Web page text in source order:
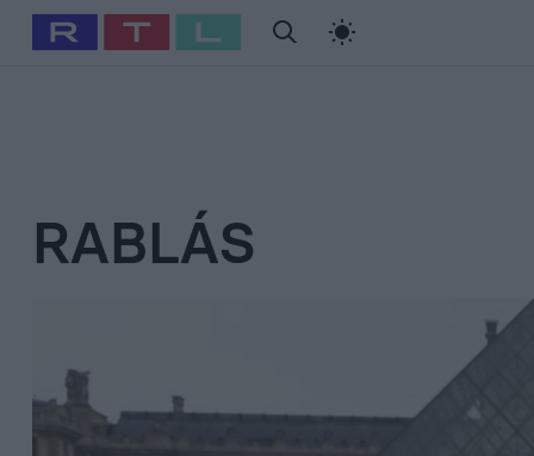
Babits Marcella Szellő István Most Wanted
RABLÁS